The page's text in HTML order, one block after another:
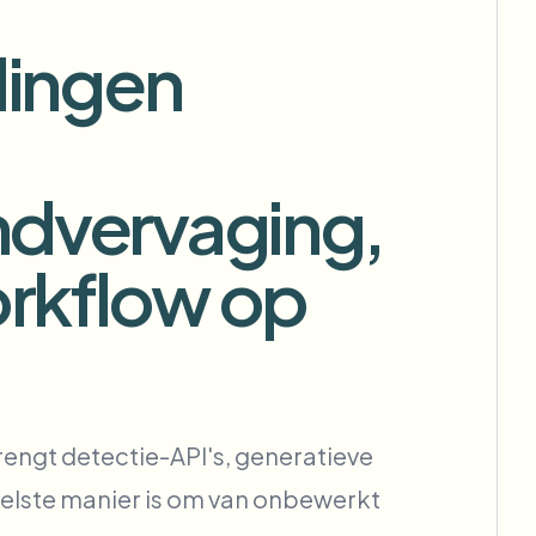
View All
Government Agency Advertising Agency
achtergrondverwijdering
op
detectie-API's, generatieve
manier is om van onbewerkt